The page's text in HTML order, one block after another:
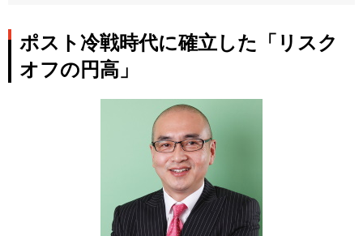
ポスト冷戦時代に確立した「リスク
オフの円高」